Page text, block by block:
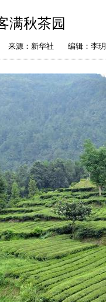
满秋茶园
来源： 新华社 编辑：李玥